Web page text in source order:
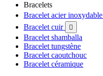
Bracelets
Bracelet acier inoxydable
Bracelet cuir 
Bracelet shamballa
Bracelet tungstène
Bracelet caoutchouc
Bracelet céramique